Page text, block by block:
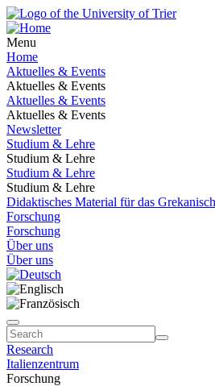
Menu
Home
Aktuelles & Events
Aktuelles & Events
Aktuelles & Events
Aktuelles & Events
Newsletter
Studium & Lehre
Studium & Lehre
Studium & Lehre
Studium & Lehre
Didaktisches Material für das
Forschung
Forschung
Über uns
Über uns
Research
Italienzentrum
Forschung